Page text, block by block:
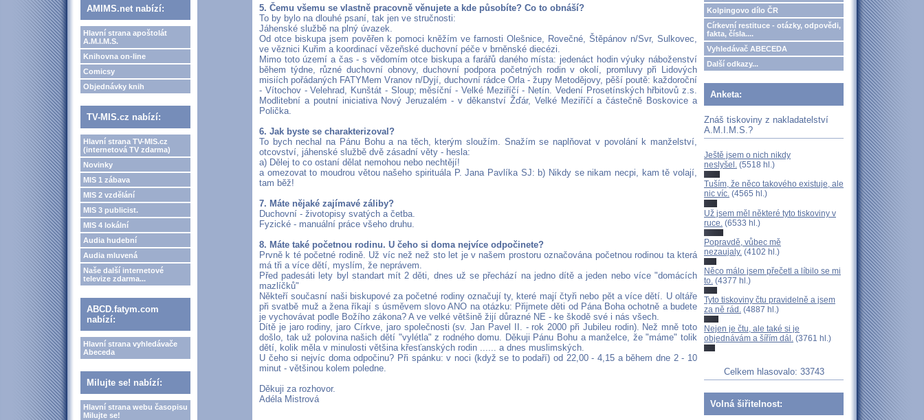
AMIMS.net nabízí:
Hlavní strana apoštolát
A.M.I.M.S.
Knihovna on-line
Comicsy
Objednávky knih
TV-MIS.cz nabízí:
Hlavní strana TV-MIS.cz
(internetová TV zdarma)
Novinky
MIS 1 zábava
MIS 2 vzdělání
MIS 3 publicist.
MIS 4 lokální
Audia hudební
Audia mluvená
Naše další internetové
televize zdarma...
ABCD.fatym.com
nabízí:
Hlavní strana vyhledávače
Abeceda
Milujte se! nabízí:
Hlavní strana webu časopisu
Milujte se!
5. Čemu všemu se vlastně pracovně věnujete a kde působíte? Co to obnáší?
To by bylo na dlouhé psaní, tak jen ve stručnosti:
Jáhenské službě na plný úvazek.
Od otce biskupa jsem pověřen k pomoci kněžím ve farnosti Olešnice, Rovečné, Štěpánov n/Svr, Sulkovec,
ve věznici Kuřim a koordinací vězeňské duchovní péče v brněnské diecézi.
Mimo toto území a čas - s vědomím otce biskupa a farářů daného místa: jedenáct hodin výuky náboženství
během týdne, různé duchovní obnovy, duchovní podpora početných rodin v okolí, promluvy při Lidových
misiích pořádaných FATYMem Vranov n/Dyjí, duchovní rádce Orla - župy Metodějovy, pěší poutě: každoroční
- Vítochov - Velehrad, Kunštát - Sloup; měsíční - Velké Meziříčí - Netín. Vedení Prosetínských hřbitovů z.s.
Modlitební a poutní iniciativa Nový Jeruzalém - v děkanství Žďár, Velké Meziříčí a částečně Boskovice a
Polička.
6. Jak byste se charakterizoval?
To bych nechal na Pánu Bohu a na těch, kterým sloužím. Snažím se naplňovat v povolání k manželství,
otcovství, jáhenské službě dvě zásadní věty - hesla:
a) Dělej to co ostaní dělat nemohou nebo nechtějí!
a omezovat to moudrou větou našeho spirituála P. Jana Pavlíka SJ: b) Nikdy se nikam necpi, kam tě volají,
tam běž!
7. Máte nějaké zajímavé záliby?
Duchovní - životopisy svatých a četba.
Fyzické - manuální práce všeho druhu.
8. Máte také početnou rodinu. U čeho si doma nejvíce odpočinete?
Prvně k té početné rodině. Už víc než než sto let je v našem prostoru označována početnou rodinou ta která
má tři a více dětí, myslím, že neprávem.
Před padesáti lety byl standart mít 2 děti, dnes už se přechází na jedno dítě a jeden nebo více "domácích
mazlíčků"
Někteří současní naši biskupové za početné rodiny označují ty, které mají čtyři nebo pět a více dětí. U oltáře
při svatbě muž a žena říkají s úsměvem slovo ANO na otázku: Přijmete děti od Pána Boha ochotně a budete
je vychovávat podle Božího zákona? A ve velké většině žijí důrazné NE - ke škodě své i nás všech.
Dítě je jaro rodiny, jaro Církve, jaro společnosti (sv. Jan Pavel II. - rok 2000 při Jubileu rodin). Než mně toto
došlo, tak už polovina našich dětí "vylétla" z rodného domu. Děkuji Pánu Bohu a manželce, že "máme" tolik
dětí, kolik měla v minulosti většina křesťanských rodin ...... a dnes muslimských.
U čeho si nejvíc doma odpočinu? Při spánku: v noci (když se to podaří) od 22,00 - 4,15 a během dne 2 - 10
minut - většinou kolem poledne.
Děkuji za rozhovor.
Adéla Mistrová
Kolpingovo dílo ČR
Církevní restituce - otázky, odpovědi,
fakta, čísla....
Vyhledávač ABECEDA
Další odkazy...
Anketa:
Znáš tiskoviny z nakladatelství
A.M.I.M.S.?
Ještě jsem o nich nikdy
neslyšel. (5518 hl.)
Tuším, že něco takového existuje, ale
nic víc. (4565 hl.)
Už jsem měl některé tyto tiskoviny v
ruce. (6533 hl.)
Popravdě, vůbec mě
nezaujaly. (4102 hl.)
Něco málo jsem přečetl a líbilo se mi
to. (4377 hl.)
Tyto tiskoviny čtu pravidelně a jsem
za ně rád. (4887 hl.)
Nejen je čtu, ale také si je
objednávám a šířím dál. (3761 hl.)
Celkem hlasovalo: 33743
Volná šiřitelnost: